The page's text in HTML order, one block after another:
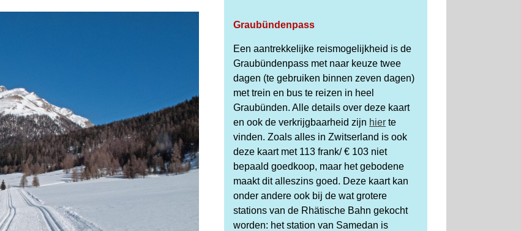
Graubündenpass
Een aantrekkelijke reismogelijkheid is de
Graubündenpass met naar keuze twee
dagen (te gebruiken binnen zeven dagen)
met trein en bus te reizen in heel
Graubünden. Alle details over deze kaart
en ook de verkrijgbaarheid zijn hier te
vinden. Zoals alles in Zwitserland is ook
deze kaart met 113 frank/ € 103 niet
bepaald goedkoop, maar het gebodene
maakt dit alleszins goed. Deze kaart kan
onder andere ook bij de wat grotere
stations van de Rhätische Bahn gekocht
worden: het station van Samedan is